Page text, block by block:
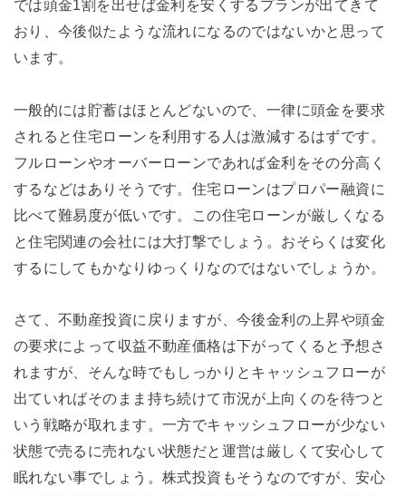
では頭金1割を出せば金利を安くするプランが出てきて
おり、今後似たような流れになるのではないかと思って
います。
一般的には貯蓄はほとんどないので、一律に頭金を要求
されると住宅ローンを利用する人は激減するはずです。
フルローンやオーバーローンであれば金利をその分高く
するなどはありそうです。住宅ローンはプロパー融資に
比べて難易度が低いです。この住宅ローンが厳しくなる
と住宅関連の会社には大打撃でしょう。おそらくは変化
するにしてもかなりゆっくりなのではないでしょうか。
さて、不動産投資に戻りますが、今後金利の上昇や頭金
の要求によって収益不動産価格は下がってくると予想さ
れますが、そんな時でもしっかりとキャッシュフローが
出ていればそのまま持ち続けて市況が上向くのを待つと
いう戦略が取れます。一方でキャッシュフローが少ない
状態で売るに売れない状態だと運営は厳しくて安心して
眠れない事でしょう。株式投資もそうなのですが、安心